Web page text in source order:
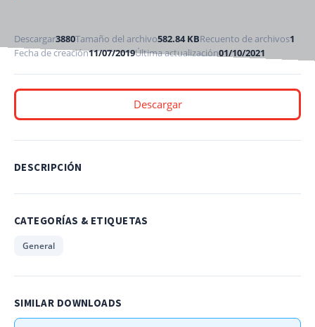
Descargar3880Tamaño del archivo582.84 KBRecuento de archivos1
Fecha de creación11/07/2019Última actualización01/10/2021
Descargar
DESCRIPCIÓN
CATEGORÍAS & ETIQUETAS
General
SIMILAR DOWNLOADS